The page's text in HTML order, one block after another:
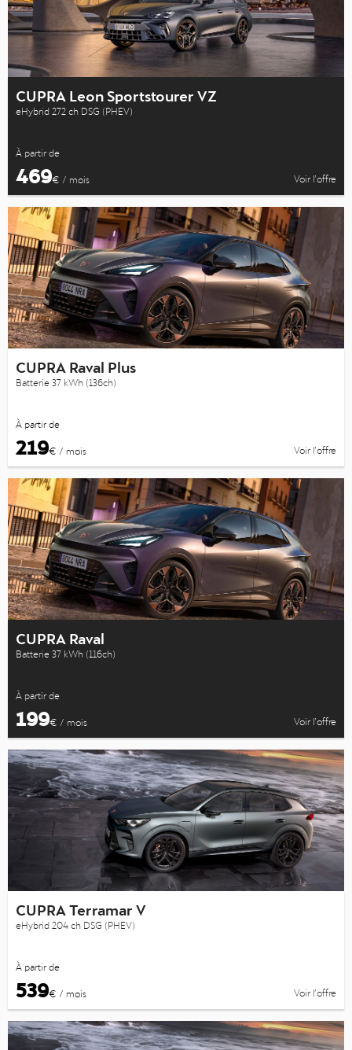
CUPRA Leon Sportstourer VZ
eHybrid 272 ch DSG (PHEV)
À partir de
469€ / mois Voir l’offre
CUPRA Raval Plus
Batterie 37 kWh (136ch)
À partir de
219€ / mois Voir l’offre
CUPRA Raval
Batterie 37 kWh (116ch)
À partir de
199€ / mois Voir l’offre
CUPRA Terramar V
eHybrid 204 ch DSG (PHEV)
À partir de
539€ / mois Voir l’offre